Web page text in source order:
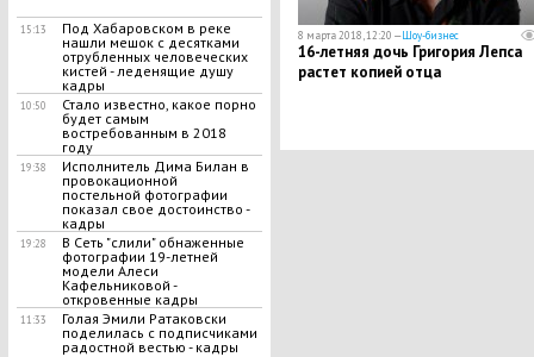
15:13
Под Хабаровском в реке
нашли мешок с десятками
отрубленных человеческих
кистей - леденящие душу
кадры
10:50
Стало известно, какое порно
будет самым
востребованным в 2018
году
19:38
Исполнитель Дима Билан в
провокационной
постельной фотографии
показал свое достоинство -
кадры
19:28
В Сеть "слили" обнаженные
фотографии 19-летней
модели Алеси
Кафельниковой -
откровенные кадры
11:33
Голая Эмили Ратаковски
поделилась с подписчиками
радостной вестью - кадры
8 марта 2018, 12:20 —Шоу-бизнес
​16-летняя дочь Григория Лепса
растет копией отца